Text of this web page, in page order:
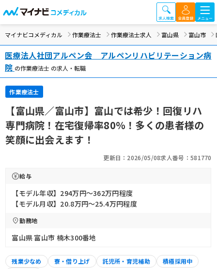
マイナビコメディカル 作業療法士 作業療法士求人 富山県 富山市
医療法人社団アルペン会 アルペンリハビリテーション病
院 の作業療法士 の求人・転職
作業療法士
【富山県／富山市】富山では希少！回復リハ
専門病院！在宅復帰率80％！多くの患者様の
笑顔に出会えます！
更新日：2026/05/08求人番号：581770
給与
【モデル年収】294万円〜362万円程度
【モデル月収】20.8万円〜25.4万円程度
勤務地
富山県 富山市 楠木300番地
残業少なめ 寮・借り上げ 託児所・育児補助
積極採用中